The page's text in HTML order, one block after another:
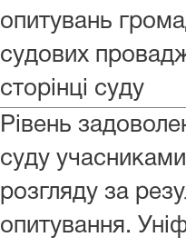
опитувань
судових
сторінці суду
Рівень
суду
розгляду за
опитування.